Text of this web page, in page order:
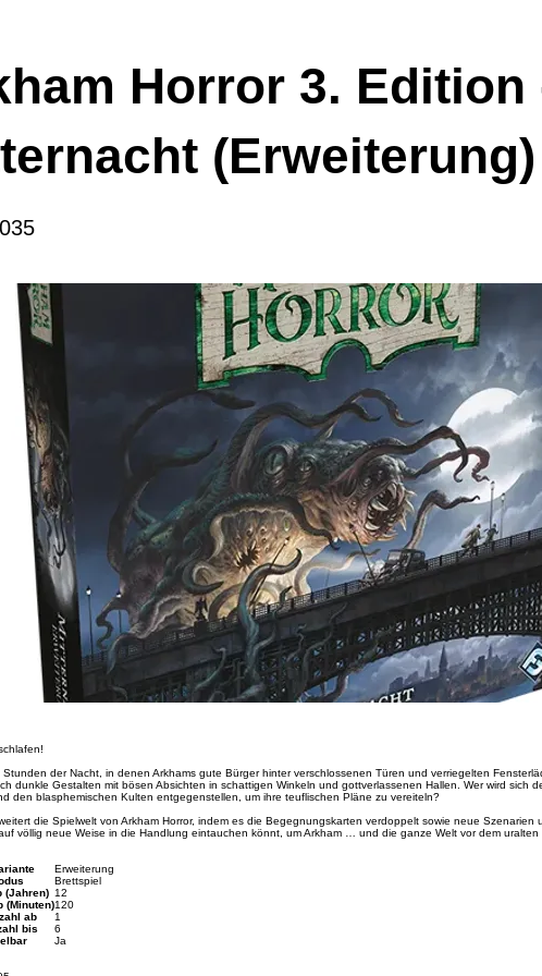
Horror 3. Edition
(Erweiterung)
der Nacht, in denen Arkhams gute Bürger hinter verschlossenen Türen und verriegelten
dunkle Gestalten mit bösen Absichten in schattigen Winkeln und gottverlassenen Hallen. Wer wird sich
den blasphemischen Kulten entgegenstellen, um ihre teuflischen Pläne zu vereiteln?
die Spielwelt von Arkham Horror, indem es die Begegnungskarten verdoppelt sowie neue Szenarien
völlig neue Weise in die Handlung eintauchen könnt, um Arkham … und die ganze Welt vor dem
Erweiterung
Brettspiel
(Jahren) 12
(Minuten)120
ab
1
bis
6
Ja